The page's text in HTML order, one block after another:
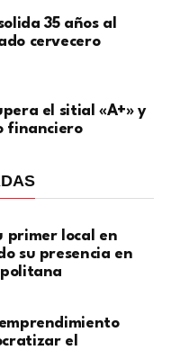
35 años al
cervecero
el sitial «A+» y
financiero
primer local en
su presencia en
el